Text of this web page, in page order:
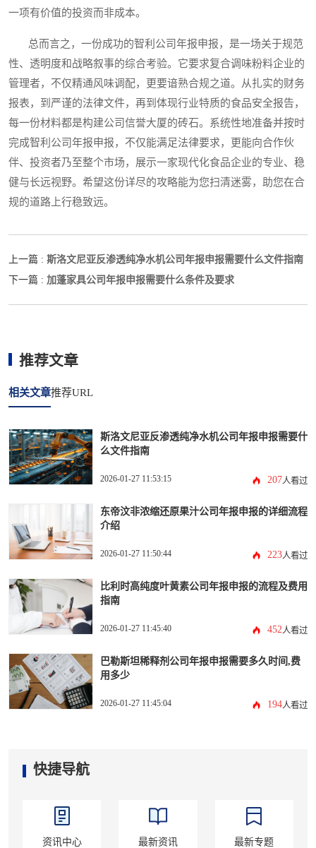
一项有价值的投资而非成本。
总而言之，一份成功的智利公司年报申报，是一场关于规范
性、透明度和战略叙事的综合考验。它要求复合调味粉料企业的
管理者，不仅精通风味调配，更要谙熟合规之道。从扎实的财务
报表，到严谨的法律文件，再到体现行业特质的食品安全报告，
每一份材料都是构建公司信誉大厦的砖石。系统性地准备并按时
完成智利公司年报申报，不仅能满足法律要求，更能向合作伙
伴、投资者乃至整个市场，展示一家现代化食品企业的专业、稳
健与长远视野。希望这份详尽的攻略能为您扫清迷雾，助您在合
规的道路上行稳致远。
上一篇 : 斯洛文尼亚反渗透纯净水机公司年报申报需要什么文件指南
下一篇 : 加蓬家具公司年报申报需要什么条件及要求
推荐文章
相关文章推荐URL
斯洛文尼亚反渗透纯净水机公司年报申报需要什
么文件指南
2026-01-27 11:53:15 207人看过
东帝汶非浓缩还原果汁公司年报申报的详细流程
介绍
2026-01-27 11:50:44 223人看过
比利时高纯度叶黄素公司年报申报的流程及费用
指南
2026-01-27 11:45:40 452人看过
巴勒斯坦稀释剂公司年报申报需要多久时间,费
用多少
2026-01-27 11:45:04 194人看过
快捷导航
资讯中心 最新资讯 最新专题